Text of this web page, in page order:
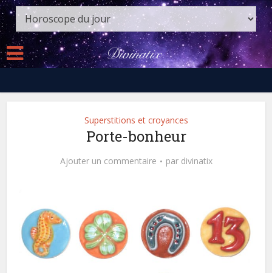
Superstitions et croyances
Porte-bonheur
Ajouter un commentaire par divinatix